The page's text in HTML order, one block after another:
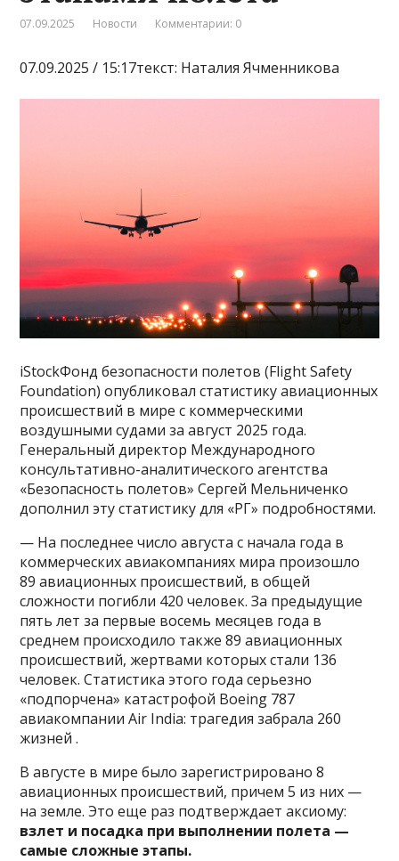
07.09.2025 Новости Комментарии: 0
07.09.2025 / 15:17текст: Наталия Ячменникова
iStockФонд безопасности полетов (Flight Safety
Foundation) опубликовал статистику авиационных
происшествий в мире с коммерческими
воздушными судами за август 2025 года.
Генеральный директор Международного
консультативно-аналитического агентства
«Безопасность полетов» Сергей Мельниченко
дополнил эту статистику для «РГ» подробностями.
— На последнее число августа с начала года в
коммерческих авиакомпаниях мира произошло
89 авиационных происшествий, в общей
сложности погибли 420 человек. За предыдущие
пять лет за первые восемь месяцев года в
среднем происходило также 89 авиационных
происшествий, жертвами которых стали 136
человек. Статистика этого года серьезно
«подпорчена» катастрофой Boeing 787
авиакомпании Air India: трагедия забрала 260
жизней .
В августе в мире было зарегистрировано 8
авиационных происшествий, причем 5 из них —
на земле. Это еще раз подтверждает аксиому:
взлет и посадка при выполнении полета —
самые сложные этапы.